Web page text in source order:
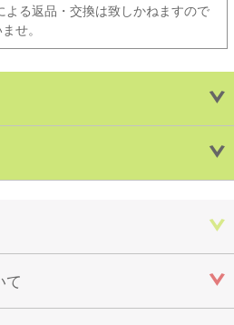
よる返品・交換は致しかねますので
せ。
て